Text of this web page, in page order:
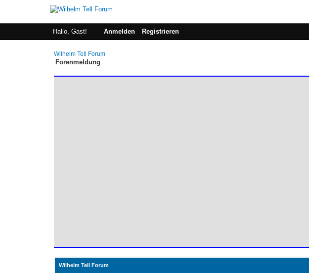
Hallo, Gast! Anmelden Registrieren
Wilhelm Tell Forum
Forenmeldung
Wilhelm Tell Forum